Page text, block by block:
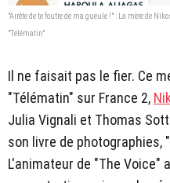
"Arrête de te foutre de ma gueule !" : La mère de
"Télématin"
Il ne faisait pas le fier. Ce
"Télématin" sur France 2,
Julia Vignali et Thomas
son livre de photographies,
L'animateur de "The Voice"